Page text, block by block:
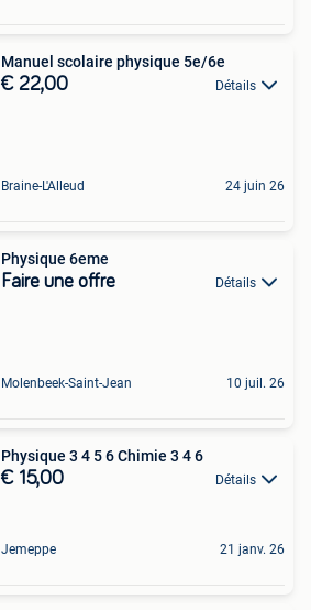
Manuel scolaire physique 5e/6e
€ 22,00 Détails
Braine-L'Alleud 24 juin 26
Physique 6eme
Faire une offre Détails
Molenbeek-Saint-Jean 10 juil. 26
Physique 3 4 5 6 Chimie 3 4 6
€ 15,00 Détails
Jemeppe 21 janv. 26